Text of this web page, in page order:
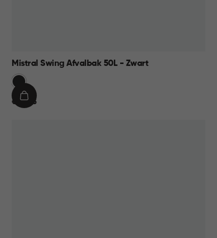
Mistral Swing Afvalbak 50L - Zwart
Zwart
€
€ 23,95
IN